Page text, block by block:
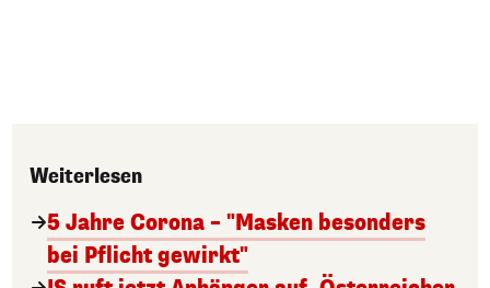
Weiterlesen
5 Jahre Corona – "Masken besonders
bei Pflicht gewirkt"